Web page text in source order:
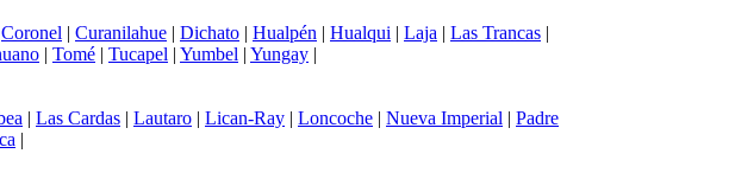
Coronel | Curanilahue | Dichato | Hualpén | Hualqui | Laja | Las Trancas |
| Tomé | Tucapel | Yumbel | Yungay |
| Las Cardas | Lautaro | Lican-Ray | Loncoche | Nueva Imperial | Padre
|